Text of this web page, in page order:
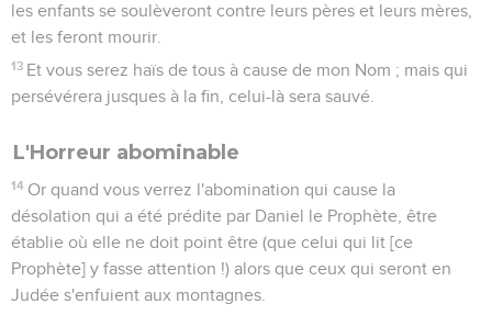
les enfants se soulèveront contre leurs pères et leurs mères,
et les feront mourir.
13 Et vous serez haïs de tous à cause de mon Nom ; mais qui
persévérera jusques à la fin, celui-là sera sauvé.
L'Horreur abominable
14 Or quand vous verrez l'abomination qui cause la
désolation qui a été prédite par Daniel le Prophète, être
établie où elle ne doit point être (que celui qui lit [ce
Prophète] y fasse attention !) alors que ceux qui seront en
Judée s'enfuient aux montagnes.